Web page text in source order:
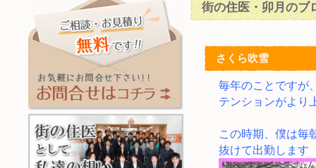
街の住医・卯月のブ
さくら吹雪
毎年のことですが
テンションがより
この時期、僕は毎
抜けて出勤します